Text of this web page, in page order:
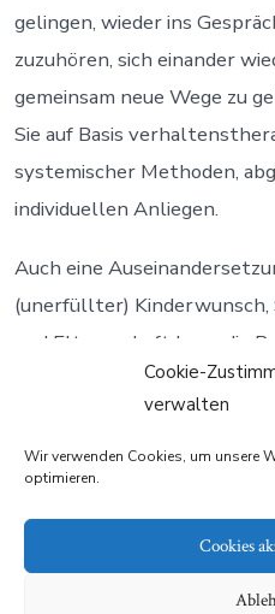
Cookie-
verwalten
Wir verwenden Cookies, um unsere
optimieren.
Cookies
gelingen, wieder ins
zuzuhören, sich einander
gemeinsam neue Wege zu
Sie auf Basis
systemischer Methoden,
individuellen Anliegen.
Auch eine
(unerfüllter)
und Elternschaft kann die
Partner übersteigen und ein
Unterstützung zu suchen.
Paartherapie bestehen,
Psychotherapie (bspw.
Gemeinsam klären wir Ihre
entscheiden welche Form
momentan am passendsten